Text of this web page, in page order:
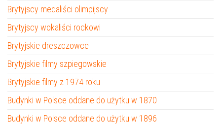
Brytyjscy medaliści olimpijscy
Brytyjscy wokaliści rockowi
Brytyjskie dreszczowce
Brytyjskie filmy szpiegowskie
Brytyjskie filmy z 1974 roku
Budynki w Polsce oddane do użytku w 1870
Budynki w Polsce oddane do użytku w 1896